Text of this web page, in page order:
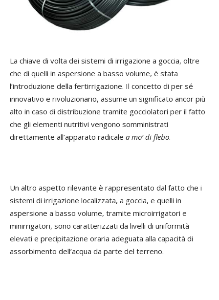
La chiave di volta dei sistemi di irrigazione a goccia, oltre
che di quelli in aspersione a basso volume, è stata
l’introduzione della fertirrigazione. Il concetto di per sé
innovativo e rivoluzionario, assume un significato ancor più
alto in caso di distribuzione tramite gocciolatori per il fatto
che gli elementi nutritivi vengono somministrati
direttamente all’apparato radicale a mo’ di flebo.
Un altro aspetto rilevante è rappresentato dal fatto che i
sistemi di irrigazione localizzata, a goccia, e quelli in
aspersione a basso volume, tramite microirrigatori e
minirrigatori, sono caratterizzati da livelli di uniformità
elevati e precipitazione oraria adeguata alla capacità di
assorbimento dell’acqua da parte del terreno.